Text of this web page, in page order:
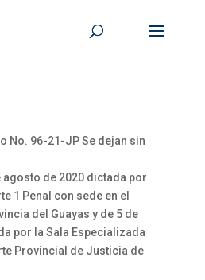
No. 96-21-JP Se dejan sin
agosto de 2020 dictada por
1 Penal con sede en el
del Guayas y de 5 de
por la Sala Especializada
Provincial de Justicia de